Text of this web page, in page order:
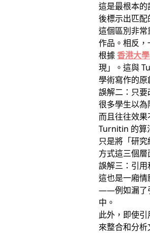
這是最根本
後標示出匹
這個區別非
作品。相反，
根據香港大
現」。這與
學術寫作的原
誤解二：只
很多學生以
而且往往效果
Turnitin 的算
只是將「研
方式這三個
誤解三：引
這也是一廂
——例如漏了
中。
此外，即使
來整合和分